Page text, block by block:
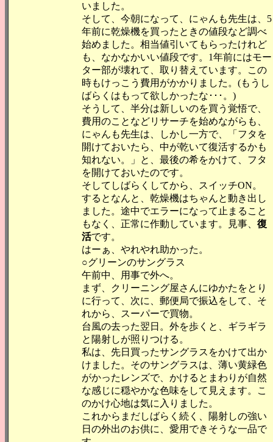
いました。
そして、今朝になって、にゃんも先生は、5
年前に乾燥機を買ったときの値段など調べ
始めました。相当値引いてもらったけれど
も、なかなかいい値段です。1年前にはモー
ター部が壊れて、取り替えています。この
時もけっこう費用がかかりました。(もうし
ばらくはもって欲しかったな･･･。)
そうして、半分は新しいのを買う覚悟で、
費用のことなどリサーチを始めながらも、
にゃんも先生は、しかし一方で、「フタを
開けておいたら、中が乾いて復活するかも
知れない。」と、最後の希をかけて、フタ
を開けておいたのです。
そしてしばらくしてから、スイッチON。
するとなんと、乾燥機はちゃんと動き出し
ました。途中でエラーになって止まること
もなく、正常に作動しています。見事、 復
活です。
はーぁ、やれやれ助かった。
○グリーンのサングラス
午前中、用事で外へ。
まず、クリーニング屋さんにゆかたをとり
に行って、次に、郵便局で振込をして、そ
れから、スーパーで買物。
台風の去った翌日。外を歩くと、ギラギラ
と陽射しが照りつける。
私は、先日買ったサングラスをかけて出か
けました。そのサングラスは、薄い黄緑色
がかったレンズで、かけるとまわりが自然
な感じに穏やかな色味をして見えます。こ
のかけ心地は気に入りました。
これからまだしばらく続く、陽射しの強い
日の外出のお供に、愛用できそうな一品で